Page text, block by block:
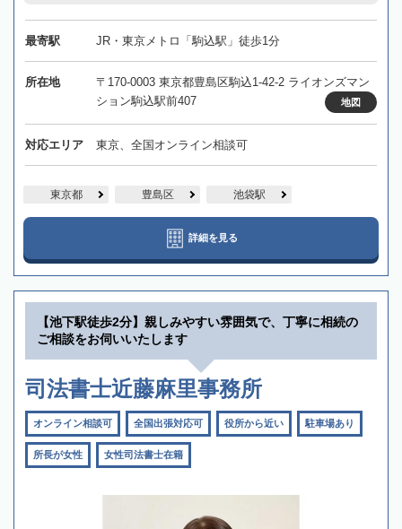
最寄駅 JR・東京メトロ「駒込駅」徒歩1分
所在地
〒170-0003 東京都豊島区駒込1-42-2 ライオンズマン
ション駒込駅前407
地図
対応エリア 東京、全国オンライン相談可
東京都 豊島区 池袋駅
詳細を見る
【池下駅徒歩2分】親しみやすい雰囲気で、丁寧に相続の
ご相談をお伺いいたします
司法書士近藤麻里事務所
オンライン相談可 全国出張対応可 役所から近い 駐車場あり
所長が女性 女性司法書士在籍